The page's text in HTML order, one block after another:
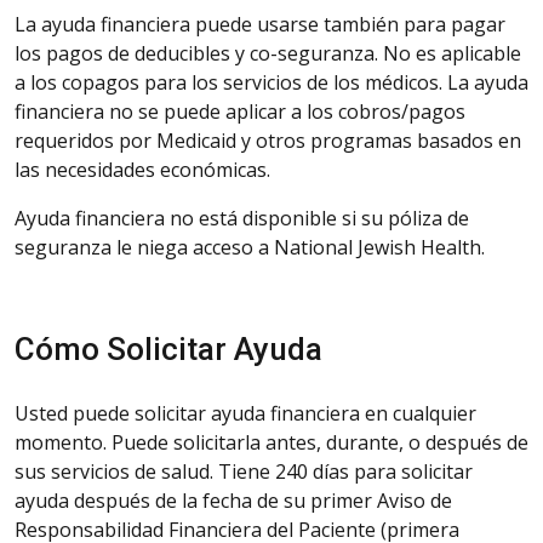
La ayuda financiera puede usarse también para pagar
los pagos de deducibles y co-seguranza. No es aplicable
a los copagos para los servicios de los médicos. La ayuda
financiera no se puede aplicar a los cobros/pagos
requeridos por Medicaid y otros programas basados en
las necesidades económicas.
Ayuda financiera no está disponible si su póliza de
seguranza le niega acceso a National Jewish Health.
Cómo Solicitar Ayuda
Usted puede solicitar ayuda financiera en cualquier
momento. Puede solicitarla antes, durante, o después de
sus servicios de salud. Tiene 240 días para solicitar
ayuda después de la fecha de su primer Aviso de
Responsabilidad Financiera del Paciente (primera